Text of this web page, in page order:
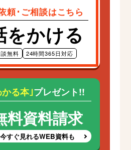
頼･ご相談はこちら
をかける
無料 24時間365日対応
る本｣プレゼント!!
料資料請求
今すぐ見れるWEB資料も